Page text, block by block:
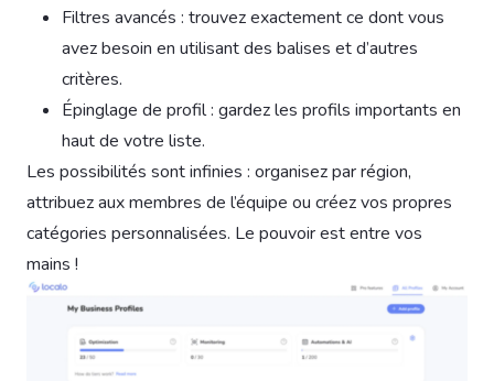
Filtres avancés : trouvez exactement ce dont vous
avez besoin en utilisant des balises et d’autres
critères.
Épinglage de profil : gardez les profils importants en
haut de votre liste.
Les possibilités sont infinies : organisez par région,
attribuez aux membres de l’équipe ou créez vos propres
catégories personnalisées. Le pouvoir est entre vos
mains !